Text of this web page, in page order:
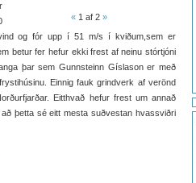
« 1 af 2 »
og fór upp í 51 m/s í kviðum,sem er
betur fer hefur ekki frest af neinu stórtjóni
þar sem Gunnsteinn Gíslason er með
Einnig fauk grindverk af verönd
Eitthvað hefur frest um annað
þetta sé eitt mesta suðvestan hvassviðri